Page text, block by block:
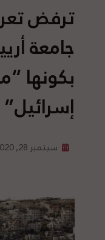
ترفض
جامعة
بكونها
إسرائيل”
سبتمبر 28, 2020